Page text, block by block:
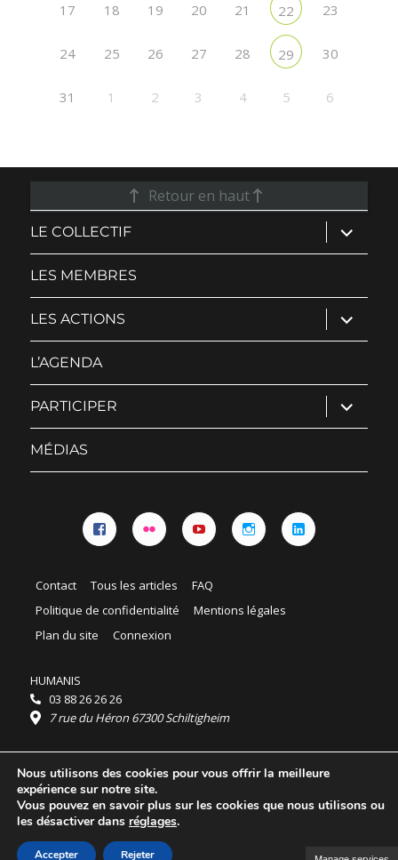
17 18 19 20 21 22 23
24 25 26 27 28 29 30
31 1 2 3 4 5 6
Retour en haut
LE COLLECTIF ouvrir
le
sous-
LES MEMBRES
LES ACTIONS ouvrir
le
sous-
L’AGENDA
PARTICIPER ouvrir
le
sous-
MÉDIAS
Contact Tous les articles
FAQ
Politique de confidentialité
Mentions légales
Plan du site
Connexion
HUMANIS
03 88 26 26 26
7 rue du Héron 67300 Schiltigheim
Horaires :
HUMANIS : du lundi au vendredi 9h - 18h
Ordidocaz : du lundi au vendredi 8h - 19h
© 2025 HUMANIS, tous droits réservés.
Licence Creative Commons Attribution 4.0
International
Nous utilisons des cookies pour vous offrir la meilleure
expérience sur notre site.
Vous pouvez en savoir plus sur les cookies que nous utilisons ou
les désactiver dans réglages.
Accepter Rejeter